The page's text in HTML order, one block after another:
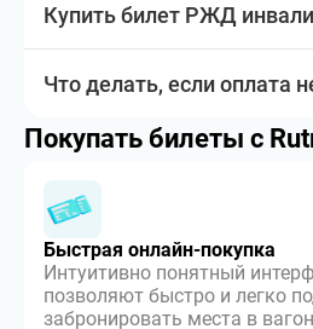
Купить билет РЖД
Что делать, если оплата
Покупать билеты с
Быстрая онлайн-покупка
Интуитивно понятный
позволяют быстро и легко
забронировать места в